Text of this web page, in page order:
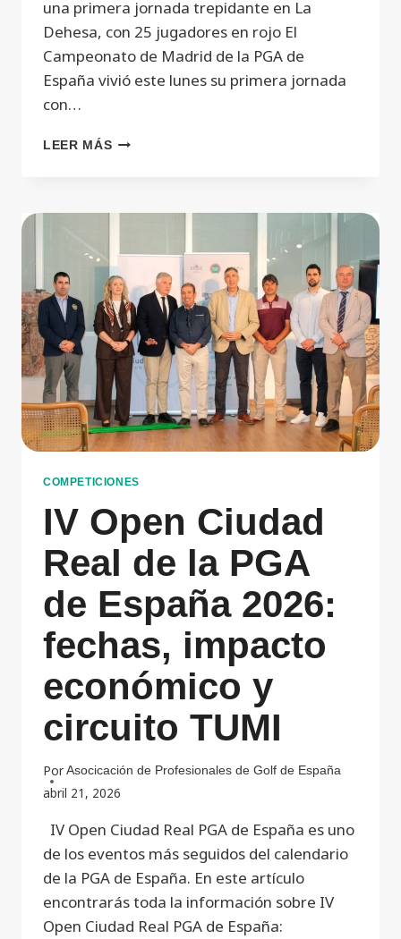
una primera jornada trepidante en La
Dehesa, con 25 jugadores en rojo El
Campeonato de Madrid de la PGA de
España vivió este lunes su primera jornada
con…
LEER MÁS
COMPETICIONES
IV Open Ciudad
Real de la PGA
de España 2026:
fechas, impacto
económico y
circuito TUMI
Por Asocicación de Profesionales de Golf de España
abril 21, 2026
IV Open Ciudad Real PGA de España es uno
de los eventos más seguidos del calendario
de la PGA de España. En este artículo
encontrarás toda la información sobre IV
Open Ciudad Real PGA de España: